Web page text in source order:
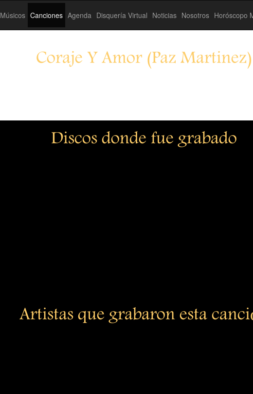
Músicos Canciones Agenda Disquería Virtual Noticias Nosotros Horóscopo
Coraje Y Amor (Paz Martinez)
Discos donde fue grabado
Artistas que grabaron esta